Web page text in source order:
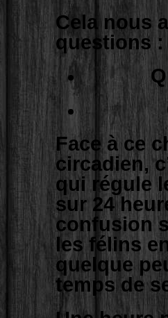
Cela nous
questions :
Face à ce
circadien,
qui régule
sur 24
confusion
les félins
quelque
temps de